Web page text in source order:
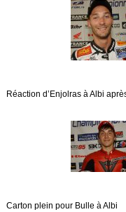
Réaction d’Enjolras à Albi
Carton plein pour Bulle à Albi